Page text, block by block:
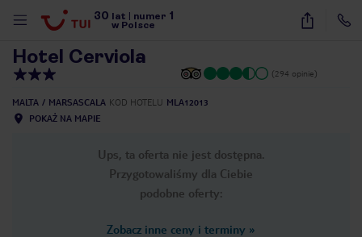
30 lat numer 1
w Polsce
28
Hotel Cerviola
(294 opinie)
MALTA MARSASCALA KOD HOTELU MLA12013
POKAŻ NA MAPIE
Ups, ta oferta nie jest dostępna.
Przygotowaliśmy dla Ciebie
podobne oferty:
Zobacz inne ceny i terminy »